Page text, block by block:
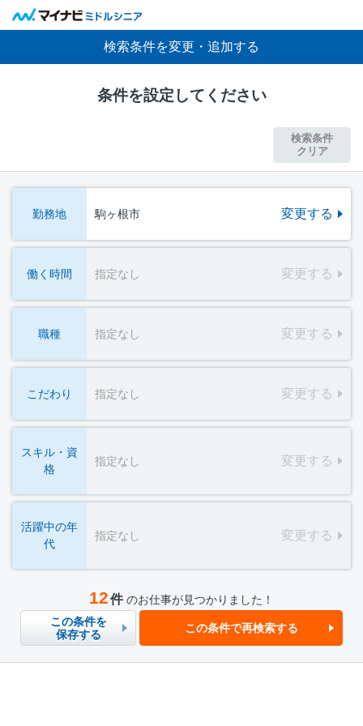
検索条件を変更・追加する
条件を設定してください
検索条件
クリア
勤務地 駒ヶ根市 変更する
働く時間 指定なし 変更する
職種 指定なし 変更する
こだわり 指定なし 変更する
スキル・資
格
指定なし 変更する
活躍中の年
代
指定なし 変更する
12件 のお仕事が見つかりました！
この条件を
保存する
この条件で再検索する